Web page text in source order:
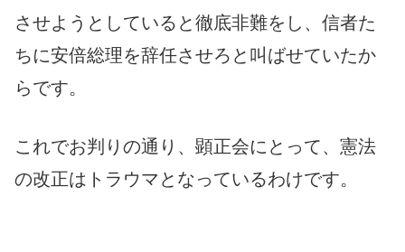
させようとしていると徹底非難をし、信者た
ちに安倍総理を辞任させろと叫ばせていたか
らです。
これでお判りの通り、顕正会にとって、憲法
の改正はトラウマとなっているわけです。